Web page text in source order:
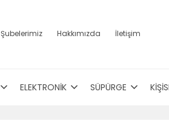
Şubelerimiz Hakkımızda İletişim
ELEKTRONİK SÜPÜRGE